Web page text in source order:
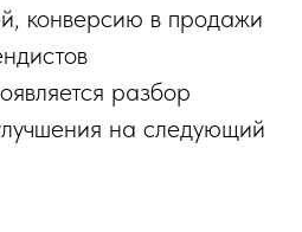
конверсию в продажи
разбор
на следующий